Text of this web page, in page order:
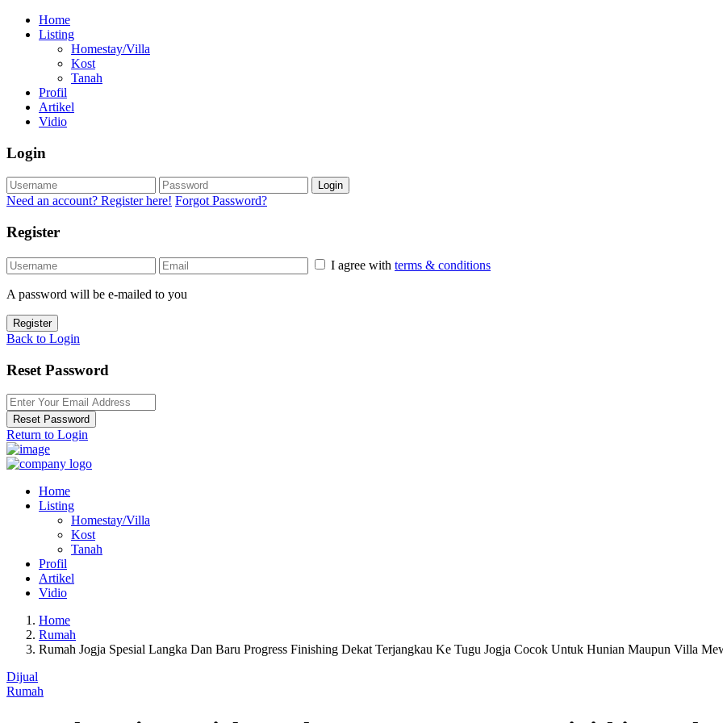
Home
Listing
Homestay/Villa
Kost
Tanah
Profil
Artikel
Vidio
Login
Login
Need an account? Register here! Forgot Password?
Register
I agree with terms & conditions
A password will be e-mailed to you
Register
Back to Login
Reset Password
Reset Password
Return to Login
Home
Listing
Homestay/Villa
Kost
Tanah
Profil
Artikel
Vidio
Home
Rumah
Rumah Jogja Spesial Langka Dan Baru Progress Finishing Dekat Terjangkau Ke Tugu Jogja Cocok Untuk Hunian Maupun Villa
Dijual
Rumah